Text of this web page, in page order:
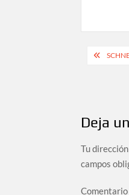
Deja
Tu
campos
Comentario